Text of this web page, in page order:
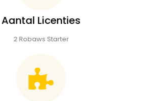
Aantal Licenties
2 Robaws Starter